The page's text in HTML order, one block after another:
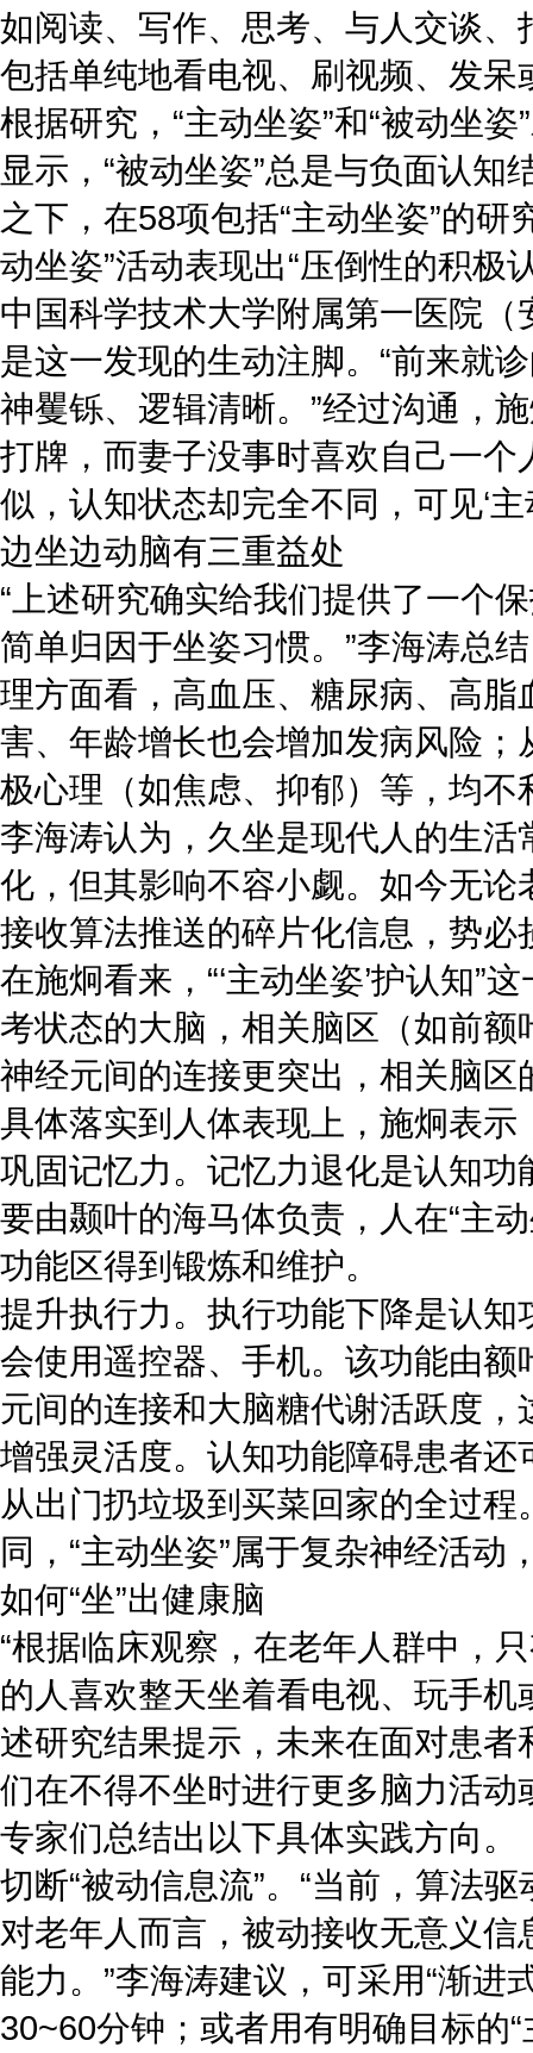
如阅读、写作、思考、与人交谈、
包括单纯地看电视、刷视频、发呆
根据研究，“‌主动坐姿”和“被动坐
显示，“被动坐姿”总是与负面认
之下，在58项包括“主动坐姿”的
动坐姿”活动表现出“压倒性的积极
中国科学技术大学附属第一医院
是这一发现的生动注脚。“前来就
神矍铄、逻辑清晰。”经过沟通，
打牌，而妻子没事时喜欢自己一
似，认知状态却完全不同，可见‘
边坐边动脑有三重益处
“上述研究确实给我们提供了一个
简单归因于坐姿习惯。”李海涛总
理方面看‌，高血压、糖尿病、高
害、年龄增长也会增加发病风险
极心理（如焦虑、抑郁）等，均
李海涛认为，久坐是现代人的生活
化，但其影响不容小觑。如今无
接收算法推送的碎片化信息，势必
在施炯看来，“‘主动坐姿’护认知”
考状态的大脑，相关脑区（如前
神经元间的连接更突出‌，相关脑区
具体落实到人体表现上，施炯表示
巩固‌记忆力。记忆力退化是认知
要由颞叶的海马体负责，人在“主
功能区得到锻炼和维护。
提升‌执行力。执行功能下降是认
会使用遥控器、手机。该功能由额
元间的连接和大脑糖代谢活跃度
增强‌灵活度。认知功能障碍患者
从出门扔垃圾到买菜回家的全过
同，“主动坐姿”属于复杂神经活
如何“坐”出健康脑
“根据临床观察，在老年人群中，
的人喜欢整天坐着看电视、玩手机
述研究结果提示，未来在面对患者
们在不得不坐时进行更多脑力活动
专家们总结出以下具体实践方向。
切断“被动信息流”。“当前，算法
对老年人而言，被动接收无意义
能力。”李海涛建议，可采用“渐进
30~60分钟；或者用有明确目标的